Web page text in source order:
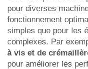
pour diverses
fonctionnement
simples que pour les
complexes. Par
à vis et de
pour améliorer les